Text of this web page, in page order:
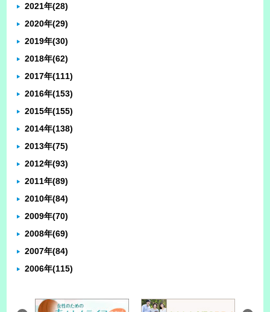
2021年(28)
2020年(29)
2019年(30)
2018年(62)
2017年(111)
2016年(153)
2015年(155)
2014年(138)
2013年(75)
2012年(93)
2011年(89)
2010年(84)
2009年(70)
2008年(69)
2007年(84)
2006年(115)